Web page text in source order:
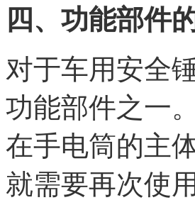
四、功能部件
对于车用安全
功能部件之一
在手电筒的主
就需要再次使